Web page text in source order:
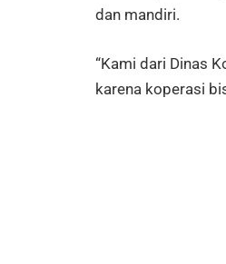
dan mandiri.
“Kami dari Dinas
karena koperasi